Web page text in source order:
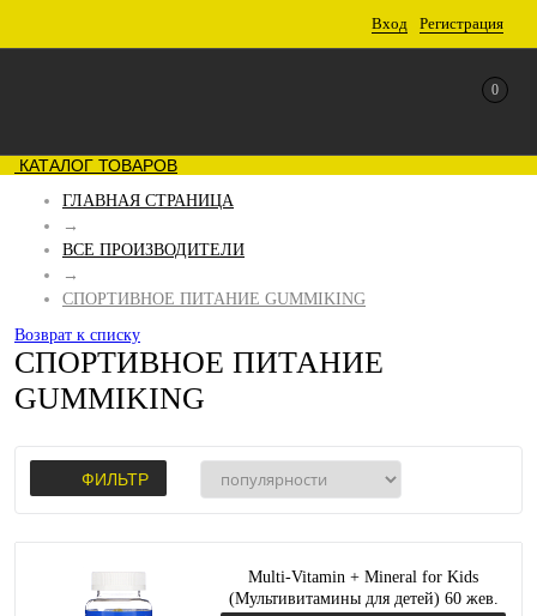
Вход Регистрация
0
КАТАЛОГ ТОВАРОВ
ГЛАВНАЯ СТРАНИЦА
→
ВСЕ ПРОИЗВОДИТЕЛИ
→
СПОРТИВНОЕ ПИТАНИЕ GUMMIKING
Возврат к списку
СПОРТИВНОЕ ПИТАНИЕ
GUMMIKING
ФИЛЬТР
Multi-Vitamin + Mineral for Kids
(Мультивитамины для детей) 60 жев.